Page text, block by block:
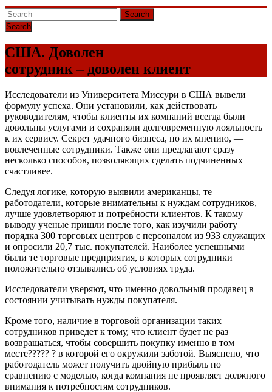
Search
США. Доволен
сотрудник – доволен клиент
Исследователи из Университета Миссури в США вывели
формулу успеха. Они установили, как действовать
руководителям, чтобы клиенты их компаний всегда были
довольны услугами и сохраняли долговременную лояльность
к их сервису. Секрет удачного бизнеса, по их мнению, —
вовлеченные сотрудники. Также они предлагают сразу
несколько способов, позволяющих сделать подчиненных
счастливее.
Следуя логике, которую выявили американцы, те
работодатели, которые внимательны к нуждам сотрудников,
лучше удовлетворяют и потребности клиентов. К такому
выводу ученые пришли после того, как изучили работу
порядка 300 торговых центров с персоналом из 933 служащих
и опросили 20,7 тыс. покупателей. Наиболее успешными
были те торговые предприятия, в которых сотрудники
положительно отзывались об условиях труда.
Исследователи уверяют, что именно довольный продавец в
состоянии учитывать нужды покупателя.
Кроме того, наличие в торговой организации таких
сотрудников приведет к тому, что клиент будет не раз
возвращаться, чтобы совершить покупку именно в том
месте????? ? в которой его окружили заботой. Выяснено, что
работодатель может получить двойную прибыль по
сравнению с моделью, когда компания не проявляет должного
внимания к потребностям сотрудников.